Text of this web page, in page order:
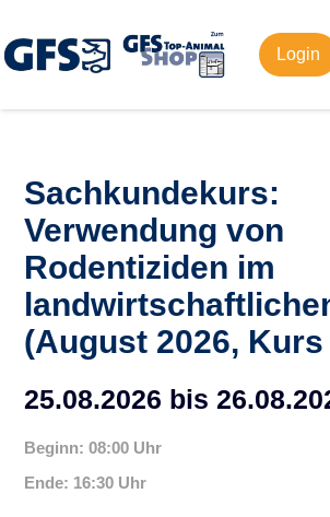
Login
Sachkundekurs:
Verwendung von
Rodentiziden im
(August 2026, Kurs
25.08.2026 bis
Beginn: 08:00 Uhr
Ende: 16:30 Uhr